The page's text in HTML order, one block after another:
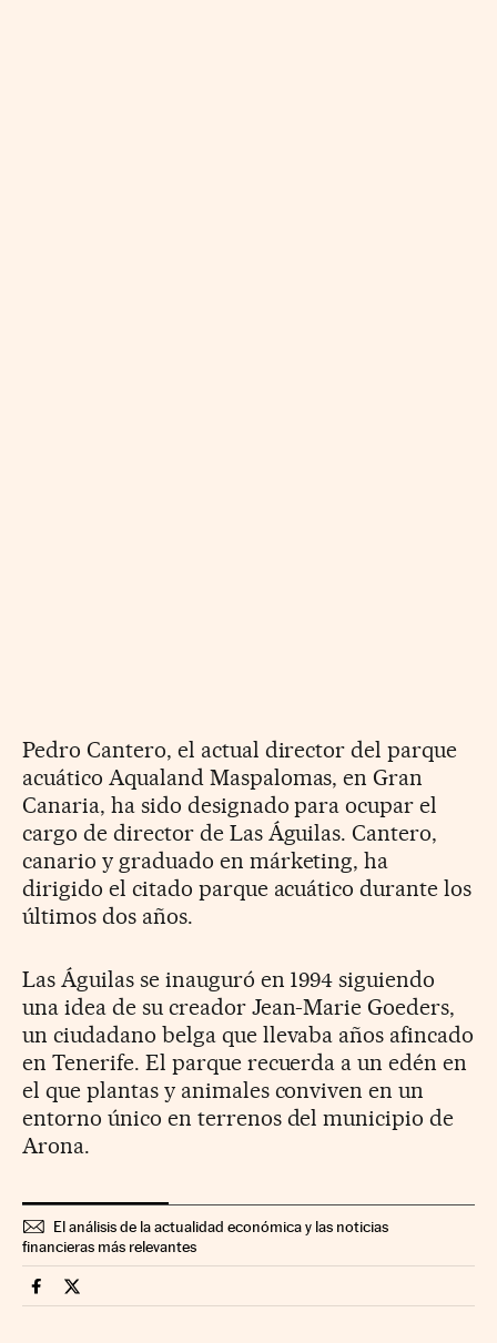
Pedro Cantero, el actual director del parque
acuático Aqualand Maspalomas, en Gran
Canaria, ha sido designado para ocupar el
cargo de director de Las Águilas. Cantero,
canario y graduado en márketing, ha
dirigido el citado parque acuático durante los
últimos dos años.
Las Águilas se inauguró en 1994 siguiendo
una idea de su creador Jean-Marie Goeders,
un ciudadano belga que llevaba años afincado
en Tenerife. El parque recuerda a un edén en
el que plantas y animales conviven en un
entorno único en terrenos del municipio de
Arona.
El análisis de la actualidad económica y las noticias
financieras más relevantes
Companias Cinco Días en Facebook
Companias Cinco Días en Twitter